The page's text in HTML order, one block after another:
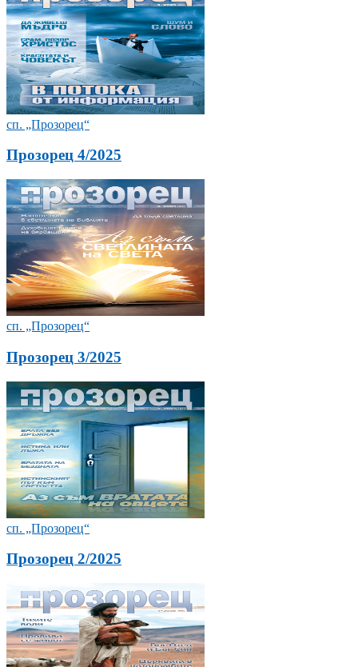
сп. „Прозорец“
Прозорец 4/2025
сп. „Прозорец“
Прозорец 3/2025
сп. „Прозорец“
Прозорец 2/2025